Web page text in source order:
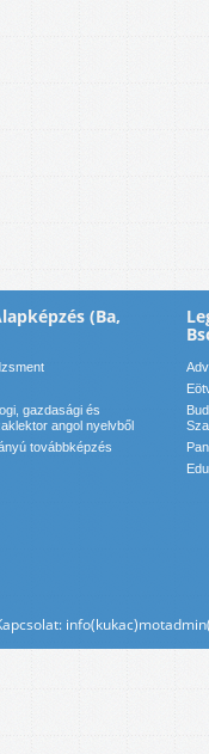
(Ba,
gazdasági és
angol nyelvből
továbbképzés